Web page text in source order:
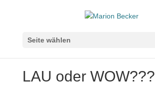
Seite wählen
LAU oder WOW???